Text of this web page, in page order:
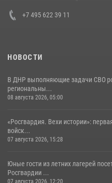
+7 495 622 39 11
НОВОСТИ
В ДНР выполняющие задачи СВО
региональны...
08 августа 2026, 05:00
«Росгвардия. Вехи истории»:
войск...
07 августа 2026, 15:28
Юные гости из летних лагерей
Росгвардии ...
07 августа 2026, 12:20